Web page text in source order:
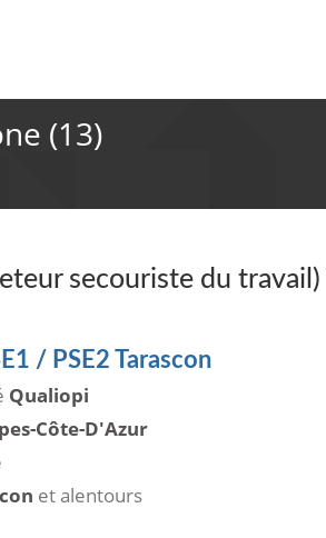
(13)
secouriste du
/ PSE2 Tarascon
Qualiopi
Côte-D'Azur
et alentours